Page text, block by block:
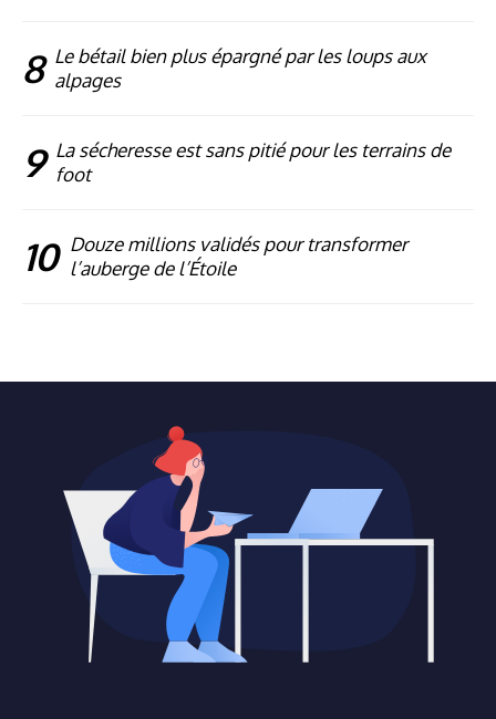
8 Le bétail bien plus épargné par les loups aux
alpages
9 La sécheresse est sans pitié pour les terrains de
foot
10 Douze millions validés pour transformer
l’auberge de l’Étoile